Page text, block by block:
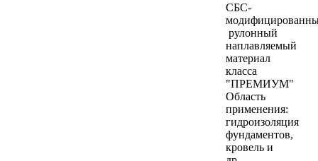
СБС-
рулонный
наплавляемый
материал
класса
"ПРЕМИУМ"
Область
применения:
гидроизоляция
фундаментов,
кровель и